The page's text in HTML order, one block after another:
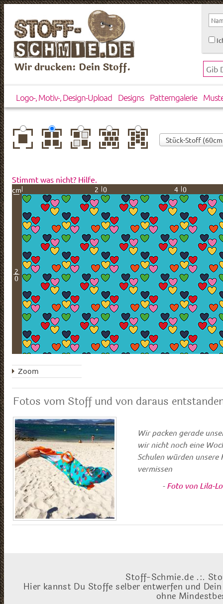
Wir drucken: Dein Stoff.
Logo-, Motiv-, Design-Upload Designs Patterngalerie
zentriert
einfach
wiederholt
gespiegelthorizontal
versetzt
vertikal
versetzt
Stimmt was nicht? Hilfe.
cm 20 40
2
0
Zoom
Fotos vom Stoff und von daraus
Wir packen gerade
wir nicht noch eine
Schulen würden unsere
vermissen
-Foto von Lila-
Stoff-Schmie.de .:.
Hier kannst Du Stoffe selber entwerfen und
ohne